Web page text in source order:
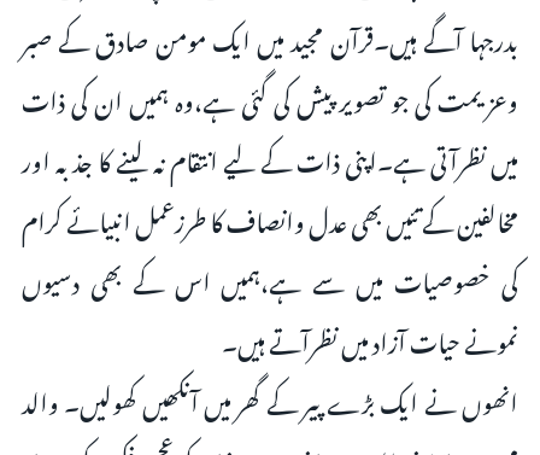
بدرجہا آگے ہیں۔قرآن مجید میں ایک مومن صادق کے صبر
وعزیمت کی جو تصویر پیش کی گئی ہے،وہ ہمیں ان کی ذات
میں نظرآتی ہے۔اپنی ذات کے لیے انتقام نہ لینے کا جذبہ اور
مخالفین کے تئیں بھی عدل وانصاف کا طرزعمل انبیائے کرام
کی خصوصیات میں سے ہے،ہمیں اس کے بھی دسیوں
نمونے حیات آزاد میں نظرآتے ہیں۔
انھوں نے ایک بڑے پیر کے گھر میں آنکھیں کھولیں۔ والد